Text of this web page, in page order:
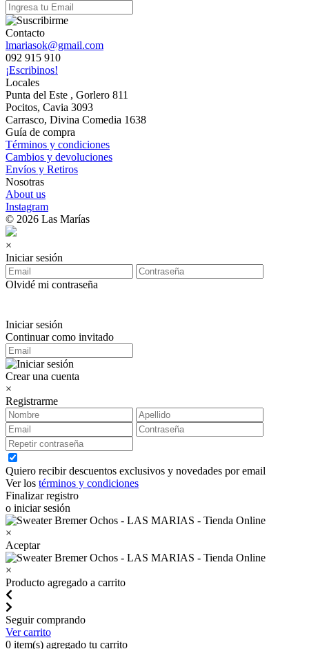
Contacto
lmariasok@gmail.com
092 915 910
¡Escribinos!
Locales
Punta del Este , Gorlero 811
Pocitos, Cavia 3093
Carrasco, Divina Comedia 1638
Guía de compra
Términos y condiciones
Cambios y devoluciones
Envíos y Retiros
Nosotras
About us
Instagram
© 2026 Las Marías
×
Iniciar sesión
Olvidé mi contraseña
Iniciar sesión
Continuar como invitado
Crear una cuenta
×
Registrarme
Quiero recibir descuentos exclusivos y novedades por email
Ver los términos y condiciones
Finalizar registro
o iniciar sesión
×
Aceptar
×
Producto agregado a carrito
Seguir comprando
Ver carrito
0 item(s) agregado tu carrito